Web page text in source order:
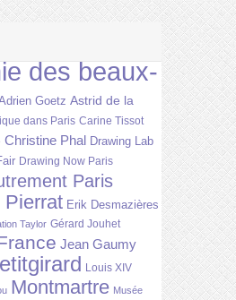
des beaux-
Goetz Astrid de la
dans Paris Carine Tissot
Christine Phal Drawing Lab
Drawing Now Paris
Paris
Pierrat Erik Desmazières
Taylor Gérard Jouhet
Jean Gaumy
Louis XIV
Montmartre Musée